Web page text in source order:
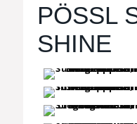
PÖSSL
SHINE